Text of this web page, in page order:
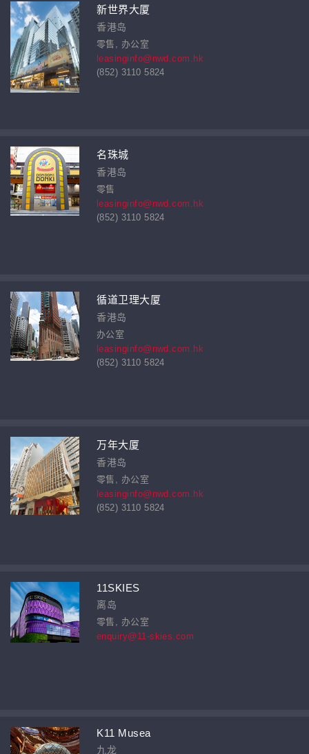
新世界大厦
香港岛
零售, 办公室
leasinginfo@nwd.com.hk
(852) 3110 5824
名珠城
香港岛
零售
leasinginfo@nwd.com.hk
(852) 3110 5824
循道卫理大厦
香港岛
办公室
leasinginfo@nwd.com.hk
(852) 3110 5824
万年大厦
香港岛
零售, 办公室
leasinginfo@nwd.com.hk
(852) 3110 5824
11SKIES
离岛
零售, 办公室
enquiry@11-skies.com
K11 Musea
九龙